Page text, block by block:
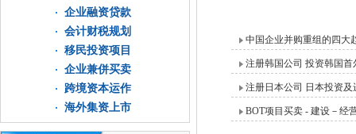
企业融资贷款
会计财税规划
移民投资项目
企业兼併买卖
跨境资本运作
海外集资上市
中国企业并购重组的四大
注册韩国公司 投资韩国首
注册日本公司 日本投资及
BOT项目买卖 - 建设－经